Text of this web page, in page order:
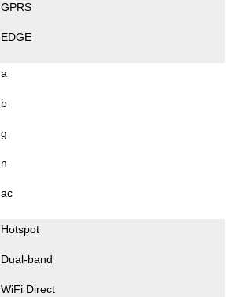
GPRS
EDGE
a
b
g
n
ac
Hotspot
Dual-band
WiFi Direct